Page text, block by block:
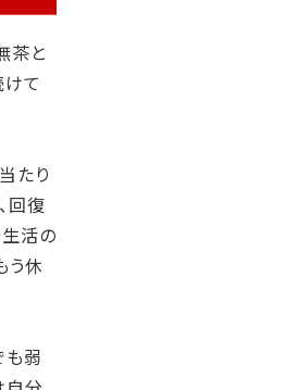
茶と
て
たり
回復
活の
う休
も弱